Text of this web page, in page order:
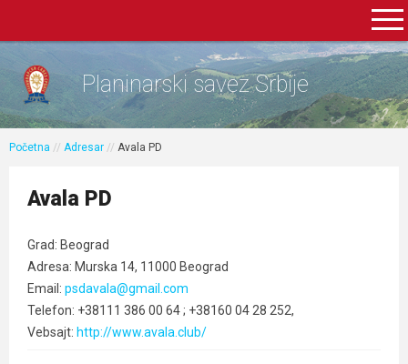
Planinarski savez Srbije
Početna // Adresar // Avala PD
Avala PD
Grad: Beograd
Adresa: Murska 14, 11000 Beograd
Email: psdavala@gmail.com
Telefon: +38111 386 00 64 ; +38160 04 28 252,
Vebsajt: http://www.avala.club/